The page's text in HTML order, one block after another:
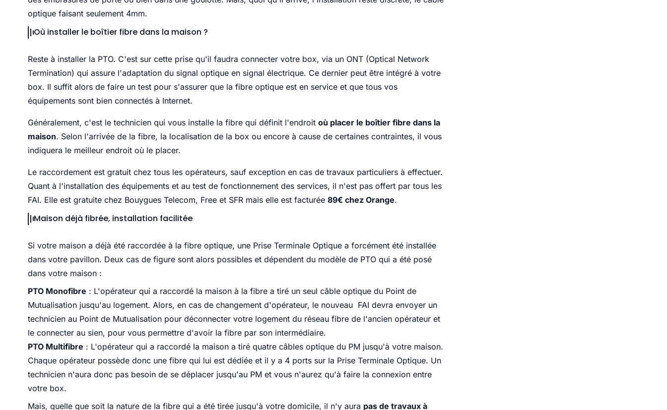
optique faisant seulement 4mm.
Où installer le boîtier fibre dans la maison ?
Reste à installer la PTO. C'est sur cette prise qu'il faudra connecter votre box, via un ONT (Optical Network
Termination) qui assure l'adaptation du signal optique en signal électrique. Ce dernier peut être intégré à votre
box. Il suffit alors de faire un test pour s'assurer que la fibre optique est en service et que tous vos
équipements sont bien connectés à Internet.
Généralement, c'est le technicien qui vous installe la fibre qui définit l'endroit où placer le boîtier fibre dans la
maison. Selon l'arrivée de la fibre, la localisation de la box ou encore à cause de certaines contraintes, il vous
indiquera le meilleur endroit où le placer.
Le raccordement est gratuit chez tous les opérateurs, sauf exception en cas de travaux particuliers à effectuer.
Quant à l'installation des équipements et au test de fonctionnement des services, il n'est pas offert par tous les
FAI. Elle est gratuite chez Bouygues Telecom, Free et SFR mais elle est facturée 89€ chez Orange.
Maison déjà fibrée, installation facilitée
Si votre maison a déjà été raccordée à la fibre optique, une Prise Terminale Optique a forcément été installée
dans votre pavillon. Deux cas de figure sont alors possibles et dépendent du modèle de PTO qui a été posé
dans votre maison :
PTO Monofibre : L'opérateur qui a raccordé la maison à la fibre a tiré un seul câble optique du Point de
Mutualisation jusqu'au logement. Alors, en cas de changement d'opérateur, le nouveau FAI devra envoyer un
technicien au Point de Mutualisation pour déconnecter votre logement du réseau fibre de l'ancien opérateur et
le connecter au sien, pour vous permettre d'avoir la fibre par son intermédiaire.
PTO Multifibre : L'opérateur qui a raccordé la maison a tiré quatre câbles optique du PM jusqu'à votre maison.
Chaque opérateur possède donc une fibre qui lui est dédiée et il y a 4 ports sur la Prise Terminale Optique. Un
technicien n'aura donc pas besoin de se déplacer jusqu'au PM et vous n'aurez qu'à faire la connexion entre
votre box.
Mais, quelle que soit la nature de la fibre qui a été tirée jusqu'à votre domicile, il n'y aura pas de travaux à